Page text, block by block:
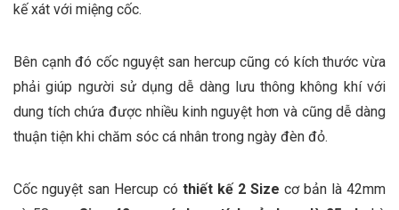
kế xát với miệng cốc.
Bên cạnh đó cốc nguyệt san hercup cũng có kích thước vừa
phải giúp người sử dụng dễ dàng lưu thông không khí với
dung tích chứa được nhiều kinh nguyệt hơn và cũng dễ dàng
thuận tiện khi chăm sóc cá nhân trong ngày đèn đỏ.
Cốc nguyệt san Hercup có thiết kế 2 Size cơ bản là 42mm